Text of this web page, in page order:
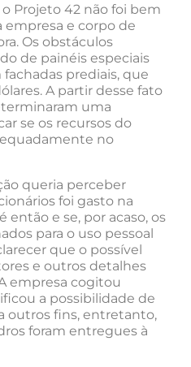
Projeto 42 não foi bem
e corpo de
Os obstáculos
de painéis especiais
prediais, que
A partir desse fato
uma
se os recursos do
no
queria perceber
foi gasto na
e se, por acaso, os
para o uso pessoal
que o possível
e outros detalhes
empresa cogitou
a possibilidade de
outros fins, entretanto,
foram entregues à